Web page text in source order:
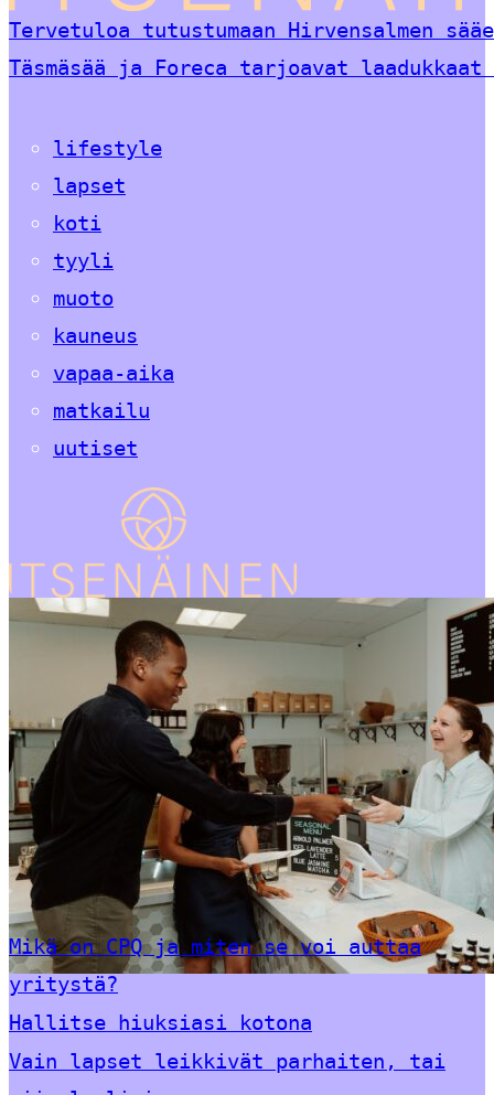
Tervetuloa tutustumaan Hirvensalmen
Täsmäsää ja Foreca tarjoavat laadukkaat
lifestyle
lapset
koti
tyyli
muoto
kauneus
vapaa-aika
matkailu
uutiset
Mikä on CPQ ja miten se voi auttaa
yritystä?
Hallitse hiuksiasi kotona
Vain lapset leikkivät parhaiten, tai